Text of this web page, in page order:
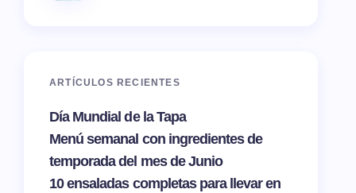
ARTÍCULOS RECIENTES
Día Mundial de la Tapa
Menú semanal con ingredientes de
temporada del mes de Junio
10 ensaladas completas para llevar en